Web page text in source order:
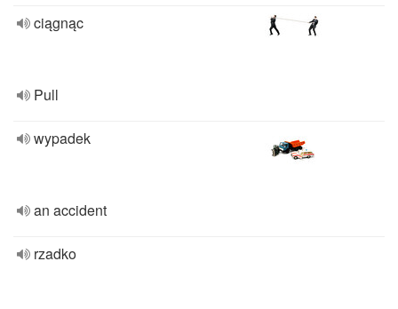
ciągnąc
Pull
wypadek
an accident
rzadko